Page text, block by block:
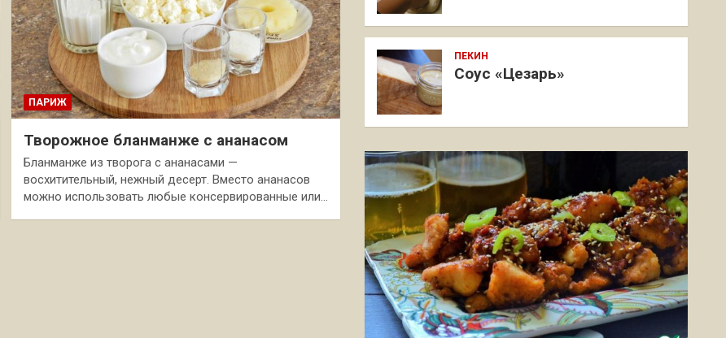
ПАРИЖ
Творожное бланманже с ананасом
Бланманже из творога с ананасами —
восхитительный, нежный десерт. Вместо ананасов
можно использовать любые консервированные или…
ПЕКИН
Соус «Цезарь»